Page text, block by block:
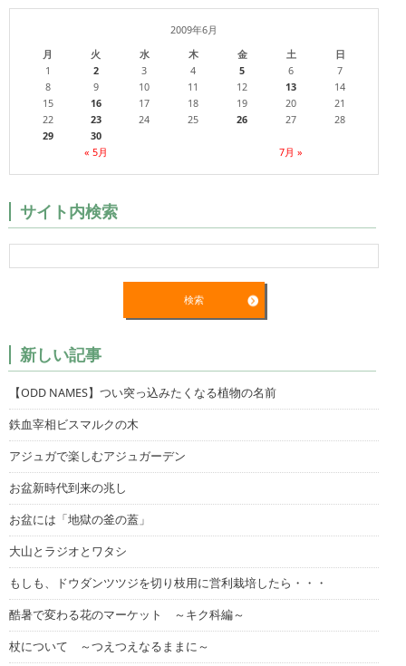
2009年6月
月
火 水 木 金 土 日
« 5月 7月 »
1 2 3 4 5 6
7
8
9 10 11 12 13
14
15
16 17 18 19 20
21
22
23 24 25 26 27
28
29
30
サイト内検索
新しい記事
【ODD NAMES】つい突っ込みたくなる植物の名前
鉄血宰相ビスマルクの木
アジュガで楽しむアジュガーデン
お盆新時代到来の兆し
お盆には「地獄の釜の蓋」
大山とラジオとワタシ
もしも、ドウダンツツジを切り枝用に営利栽培したら・・・
酷暑で変わる花のマーケット ～キク科編～
杖について ～つえつえなるままに～